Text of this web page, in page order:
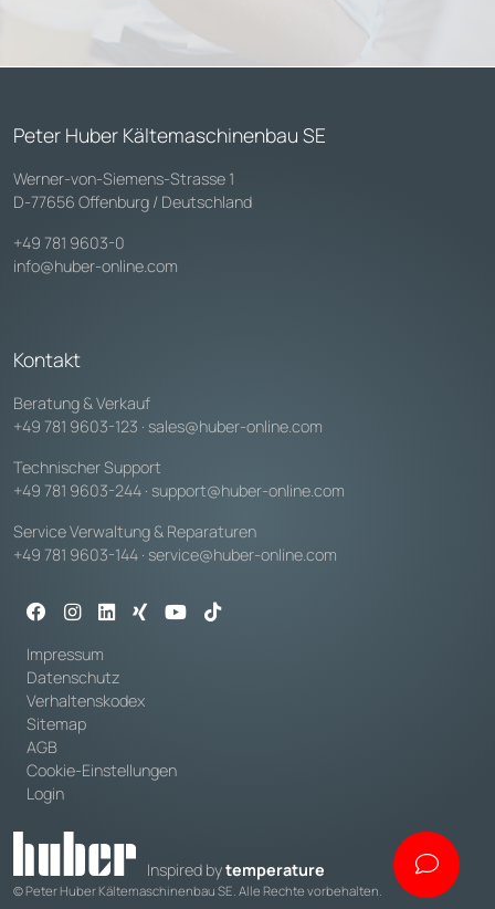
Peter Huber Kältemaschinenbau SE
Werner-von-Siemens-Strasse 1
D-77656 Offenburg / Deutschland
+49 781 9603-0
info@huber-online.com
Kontakt
Beratung & Verkauf
+49 781 9603-123 · sales@huber-online.com
Technischer Support
+49 781 9603-244 · support@huber-online.com
Service Verwaltung & Reparaturen
+49 781 9603-144 · service@huber-online.com
Impressum
Datenschutz
Verhaltenskodex
Sitemap
AGB
Cookie-Einstellungen
Login
Inspired bytemperature
© Peter Huber Kältemaschinenbau SE. Alle Rechte vorbehalten.